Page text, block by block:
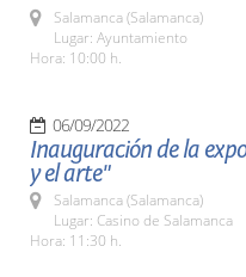
Salamanca (Salamanca)
Lugar: Ayuntamiento
Hora: 10:00 h.
06/09/2022
Inauguración de la
y el arte"
Salamanca (Salamanca)
Lugar: Casino de Salamanca
Hora: 11:30 h.